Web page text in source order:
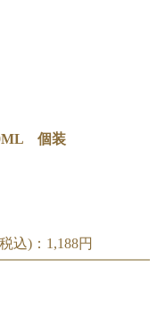
個装
個装
込)： 1,188円